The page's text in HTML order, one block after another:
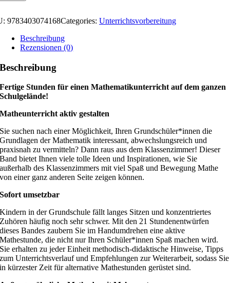
9783403074168Categories: Unterrichtsvorbereitung
Beschreibung
Rezensionen (0)
Beschreibung
Fertige Stunden für einen Mathematikunterricht auf dem ganzen
Schulgelände!
Matheunterricht aktiv gestalten
Sie suchen nach einer Möglichkeit, Ihren Grundschüler*innen die
Grundlagen der Mathematik interessant, abwechslungsreich und
praxisnah zu vermitteln? Dann raus aus dem Klassenzimmer! Dieser
Band bietet Ihnen viele tolle Ideen und Inspirationen, wie Sie
außerhalb des Klassenzimmers mit viel Spaß und Bewegung Mathe
von einer ganz anderen Seite zeigen können.
Sofort umsetzbar
Kindern in der Grundschule fällt langes Sitzen und konzentriertes
Zuhören häufig noch sehr schwer. Mit den 21 Stundenentwürfen
dieses Bandes zaubern Sie im Handumdrehen eine aktive
Mathestunde, die nicht nur Ihren Schüler*innen Spaß machen wird.
Sie erhalten zu jeder Einheit methodisch-didaktische Hinweise, Tipps
zum Unterrichtsverlauf und Empfehlungen zur Weiterarbeit, sodass Sie
in kürzester Zeit für alternative Mathestunden gerüstet sind.